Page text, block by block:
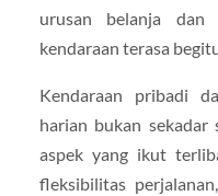
urusan belanja dan
kendaraan terasa
Kendaraan pribadi
harian bukan sekadar
aspek yang ikut
fleksibilitas